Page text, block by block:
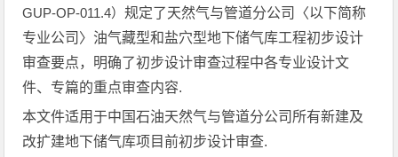
GUP-OP-011.4）规定了天然气与管道分公司〈以下简称
专业公司〉油气藏型和盐穴型地下储气库工程初步设计
审查要点，明确了初步设计审查过程中各专业设计文
件、专篇的重点审查内容.
本文件适用于中国石油天然气与管道分公司所有新建及
改扩建地下储气库项目前初步设计审查.